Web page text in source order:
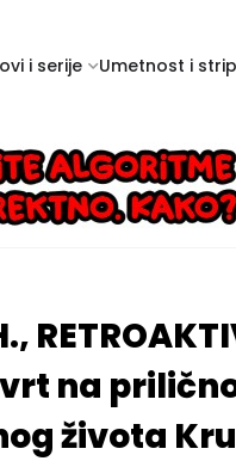
i serije Umetnost i strip
na
života